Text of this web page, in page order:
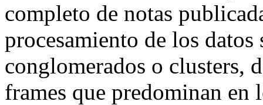
completo de notas
procesamiento de los datos
conglomerados o clusters,
frames que predominan